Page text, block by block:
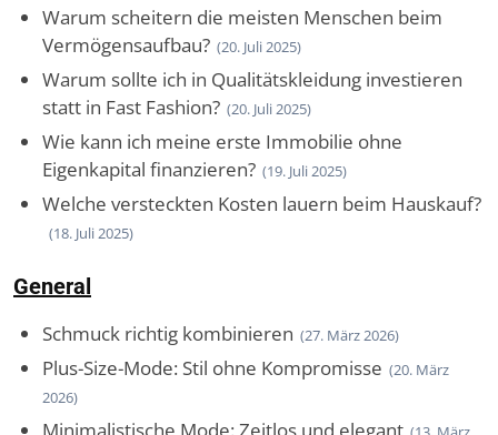
Warum scheitern die meisten Menschen beim
Vermögensaufbau? (20. Juli 2025)
Warum sollte ich in Qualitätskleidung investieren
statt in Fast Fashion? (20. Juli 2025)
Wie kann ich meine erste Immobilie ohne
Eigenkapital finanzieren? (19. Juli 2025)
Welche versteckten Kosten lauern beim Hauskauf?
(18. Juli 2025)
General
Schmuck richtig kombinieren (27. März 2026)
Plus-Size-Mode: Stil ohne Kompromisse (20. März
2026)